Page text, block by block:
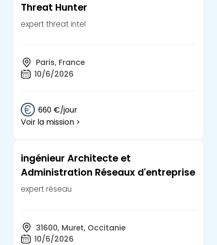
Threat Hunter
expert threat intel
Paris, France
10/6/2026
660 €/jour
Voir la mission >
ingénieur Architecte et
Administration Réseaux d'entreprise
expert réseau
31600, Muret, Occitanie
10/6/2026